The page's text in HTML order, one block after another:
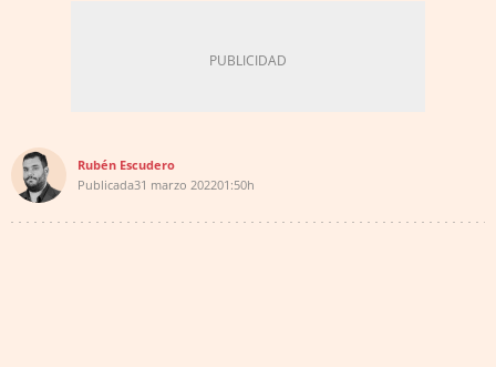
Rubén Escudero
Publicada31 marzo 202201:50h